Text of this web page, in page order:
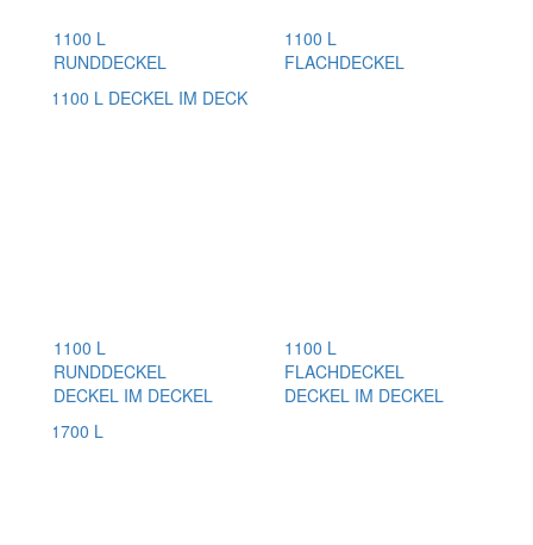
1100 L
RUNDDECKEL
1100 L
FLACHDECKEL
1100 L
RUNDDECKEL
DECKEL IM DECKEL
1100 L
FLACHDECKEL
DECKEL IM DECKEL